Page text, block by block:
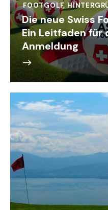
FOOTGOLF,
Die neue Swiss
Ein Leitfaden für
Anmeldung